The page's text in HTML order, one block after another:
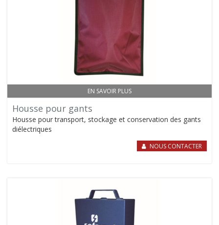
EN SAVOIR PLUS
Housse pour gants
Housse pour transport, stockage et conservation des gants
diélectriques
NOUS CONTACTER